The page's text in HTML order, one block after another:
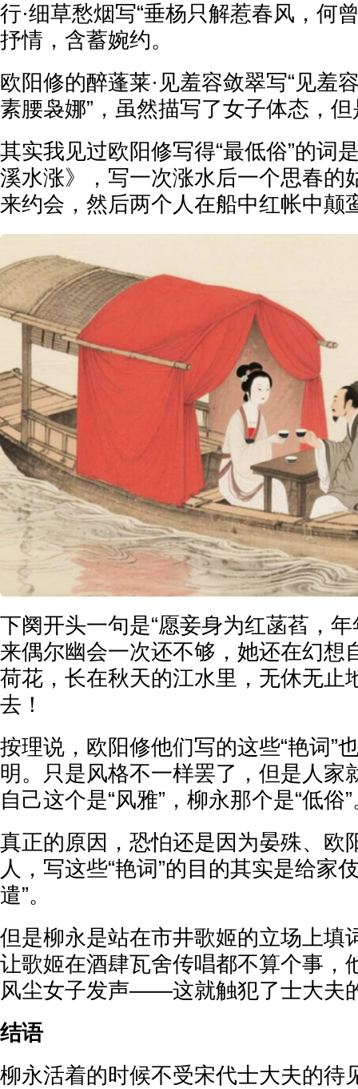
行·细草愁烟写“垂杨只解惹春风，何
抒情，含蓄婉约。
欧阳修的醉蓬莱·见羞容敛翠写“见羞
素腰袅娜”，虽然描写了女子体态，
其实我见过欧阳修写得“最低俗”的词
溪水涨》，写一次涨水后一个思春的
来约会，然后两个人在船中红帐中颠
下阕开头一句是“愿妾身为红菡萏，
来偶尔幽会一次还不够，她还在幻想
荷花，长在秋天的江水里，无休无止
去！
按理说，欧阳修他们写的这些“艳词”
明。只是风格不一样罢了，但是人家
自己这个是“风雅”，柳永那个是“低俗
真正的原因，恐怕还是因为晏殊、欧
人，写这些“艳词”的目的其实是给家
遣”。
但是柳永是站在市井歌姬的立场上填
让歌姬在酒肆瓦舍传唱都不算个事，
风尘女子发声——这就触犯了士大夫
结语
柳永活着的时候不受宋代士大夫的待